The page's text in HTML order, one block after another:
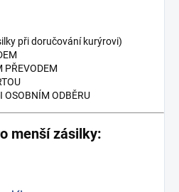
při doručování kurýrovi)
PŘEVODEM
OSOBNÍM ODBĚRU
menší zásilky: